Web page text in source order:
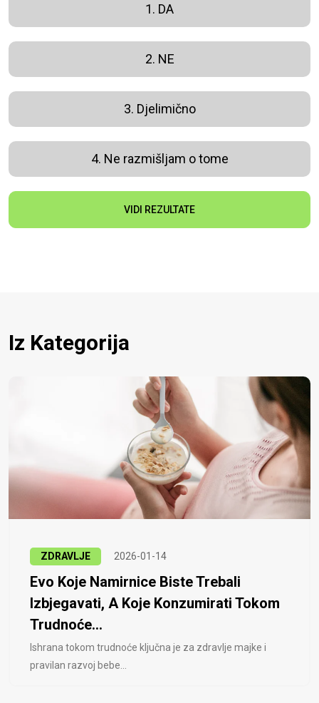
1. DA
2. NE
3. Djelimično
4. Ne razmišljam o tome
VIDI REZULTATE
Iz Kategorija
ZDRAVLJE 2026-01-14
Evo Koje Namirnice Biste Trebali
Izbjegavati, A Koje Konzumirati Tokom
Trudnoće...
Ishrana tokom trudnoće ključna je za zdravlje majke i
pravilan razvoj bebe...